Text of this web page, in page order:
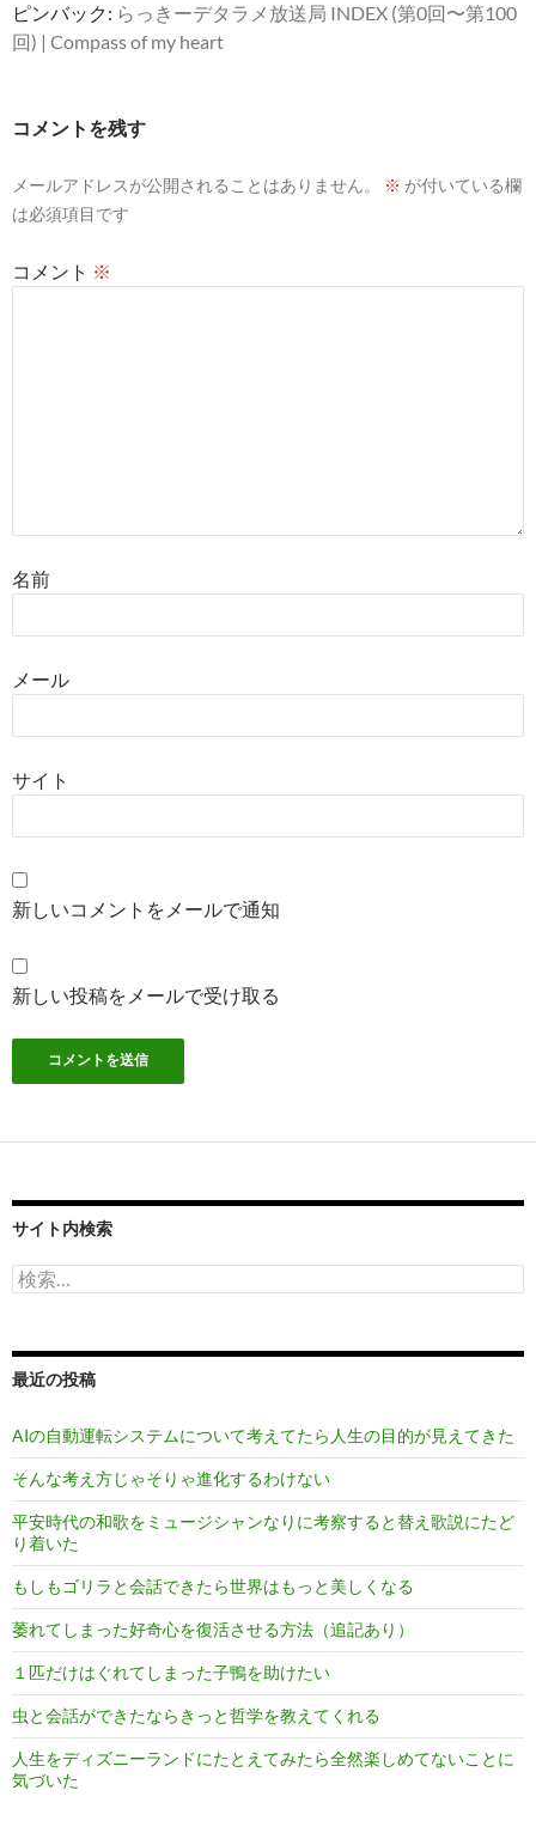
ン
ピンバック: らっきーデタラメ放送局 INDEX (第0回〜第100
回) | Compass of my heart
コメントを残す
メールアドレスが公開されることはありません。 ※ が付いている欄
は必須項目です
コメント ※
名前
メール
サイト
新しいコメントをメールで通知
新しい投稿をメールで受け取る
サイト内検索
検
索:
最近の投稿
AIの自動運転システムについて考えてたら人生の目的が見えてきた
そんな考え方じゃそりゃ進化するわけない
平安時代の和歌をミュージシャンなりに考察すると替え歌説にたど
り着いた
もしもゴリラと会話できたら世界はもっと美しくなる
萎れてしまった好奇心を復活させる方法（追記あり）
１匹だけはぐれてしまった子鴨を助けたい
虫と会話ができたならきっと哲学を教えてくれる
人生をディズニーランドにたとえてみたら全然楽しめてないことに
気づいた